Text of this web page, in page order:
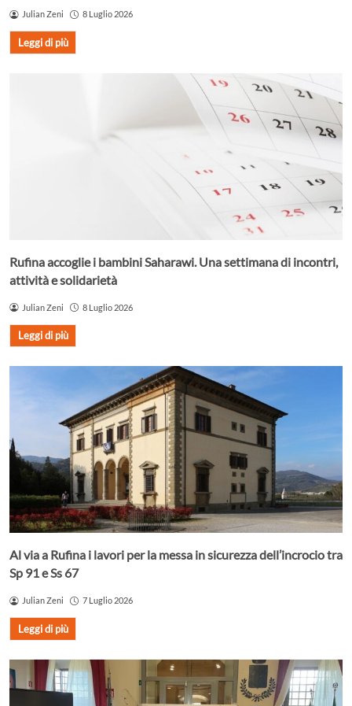
Julian Zeni 8 Luglio 2026
Leggi di più
Rufina accoglie i bambini Saharawi. Una settimana di incontri,
attività e solidarietà
Julian Zeni 8 Luglio 2026
Leggi di più
Al via a Rufina i lavori per la messa in sicurezza dell’incrocio tra
Sp 91 e Ss 67
Julian Zeni 7 Luglio 2026
Leggi di più